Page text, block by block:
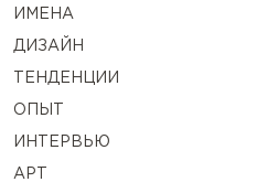
ИМЕНА
ДИЗАЙН
ТЕНДЕНЦИИ
ОПЫТ
ИНТЕРВЬЮ
АРТ